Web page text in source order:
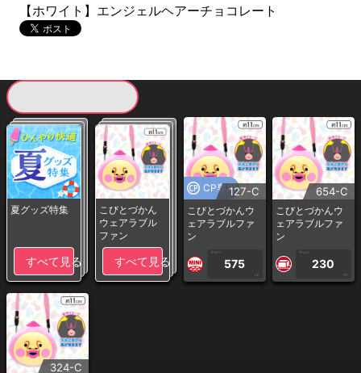
【ホワイト】エンジェルヘアーチョコレート
夏グッズ特集
すべて見る
こびとづかん
ウェアラブル
ファン
すべて見る
CP専用127-C
こびとづかんウ
ェアラブルファ
ン
1PLAY
575
CP
654-C
こびとづかんウ
ェアラブルファ
ン
1PLAY
230
CP
324-C